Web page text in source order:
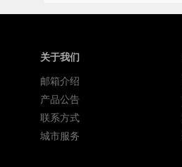
关于我们
邮箱介绍
产品公告
联系方式
城市服务